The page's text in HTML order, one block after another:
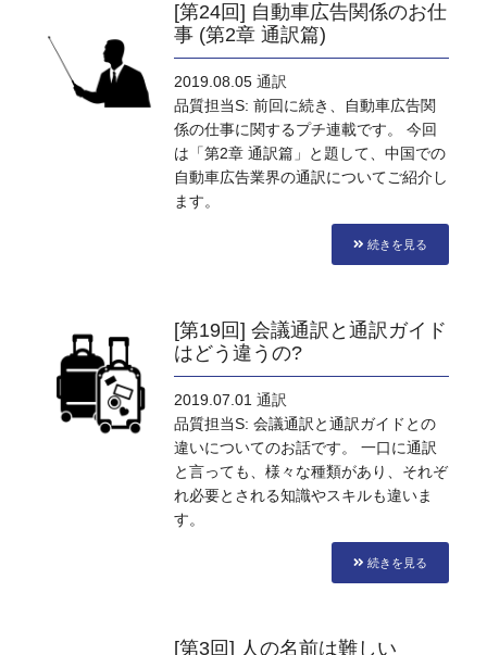
[第24回] 自動車広告関係のお仕
事 (第2章 通訳篇)
2019.08.05 通訳
品質担当S: 前回に続き、自動車広告関
係の仕事に関するプチ連載です。 今回
は「第2章 通訳篇」と題して、中国での
自動車広告業界の通訳についてご紹介し
ます。
続きを見る
[第19回] 会議通訳と通訳ガイド
はどう違うの?
2019.07.01 通訳
品質担当S: 会議通訳と通訳ガイドとの
違いについてのお話です。 一口に通訳
と言っても、様々な種類があり、それぞ
れ必要とされる知識やスキルも違いま
す。
続きを見る
[第3回] 人の名前は難しい